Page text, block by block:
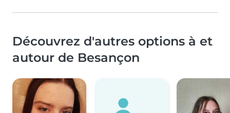
Découvrez d'autres options à et
autour de Besançon